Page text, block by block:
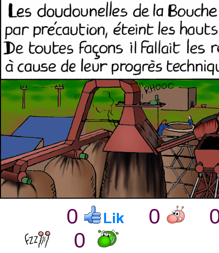
0 0
0